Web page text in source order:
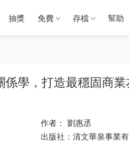
抽獎 免費 存檔 幫助
學，打造最穩固商業
作者： 劉惠丞
出版社：清文華泉事業